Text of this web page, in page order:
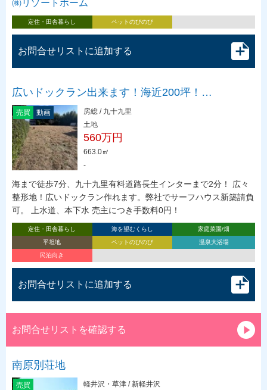
㈱リゾートホーム
定住・田舎暮らし ペットのびのび
お問合せリストに追加する
広いドックラン出来ます！海近200坪！…
売買 動画
房総 / 九十九里
土地
560万円
663.0㎡
-
海まで徒歩7分、九十九里有料道路長生インターまで2分！ 広々
整形地！広いドックラン作れます。弊社でサーフハウス新築請負
可。 上水道、本下水 売主につき手数料0円！
定住・田舎暮らし 海を望むくらし
家庭菜園/畑
平坦地
ペットのびのび
温泉大浴場
民泊向き
お問合せリストに追加する
お問合せリストを確認する
南原別荘地
売買
軽井沢・草津 / 新軽井沢